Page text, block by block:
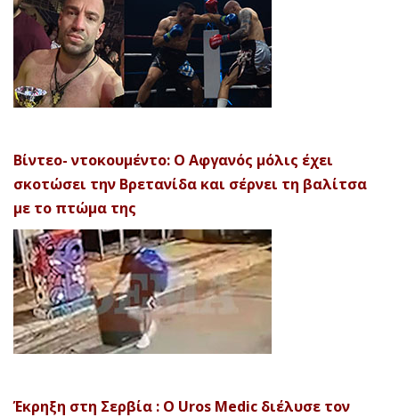
Βίντεο- ντοκουμέντο: Ο Αφγανός μόλις έχει
σκοτώσει την Βρετανίδα και σέρνει τη βαλίτσα
με το πτώμα της
Έκρηξη στη Σερβία : Ο Uros Medic διέλυσε τον